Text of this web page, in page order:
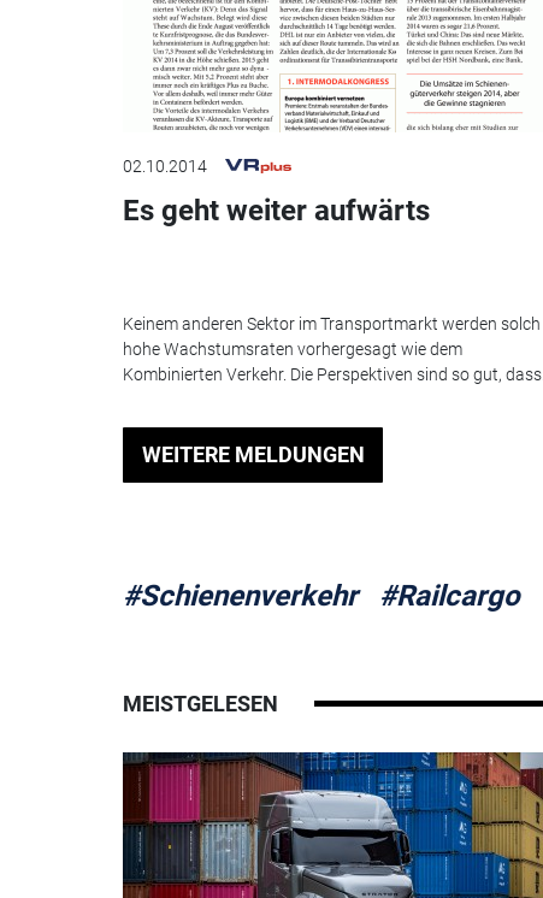
02.10.2014
Es geht weiter aufwärts
Keinem anderen Sektor im Transportmarkt werden solch
hohe Wachstumsraten vorhergesagt wie dem
Kombinierten Verkehr. Die Perspektiven sind so gut, dass...
WEITERE MELDUNGEN
#Schienenverkehr #Railcargo
MEISTGELESEN